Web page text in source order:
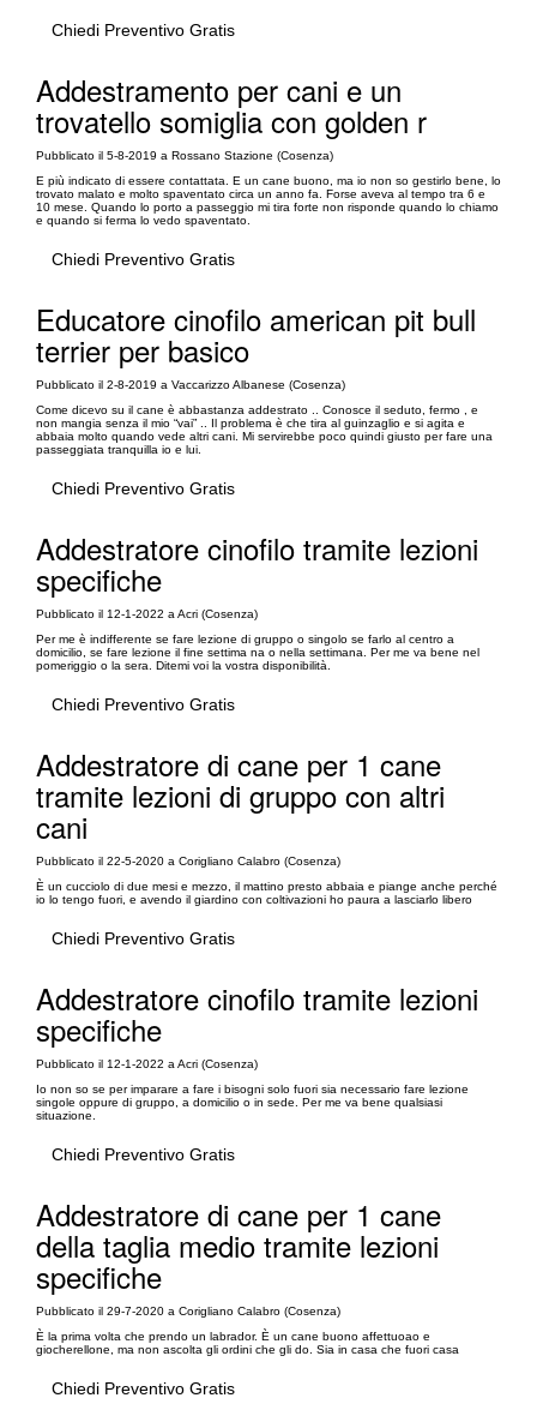
Chiedi Preventivo Gratis
Addestramento per cani e un
trovatello somiglia con golden r
Pubblicato il 5-8-2019 a Rossano Stazione (Cosenza)
E più indicato di essere contattata. E un cane buono, ma io non so gestirlo bene, lo
trovato malato e molto spaventato circa un anno fa. Forse aveva al tempo tra 6 e
10 mese. Quando lo porto a passeggio mi tira forte non risponde quando lo chiamo
e quando si ferma lo vedo spaventato.
Chiedi Preventivo Gratis
Educatore cinofilo american pit bull
terrier per basico
Pubblicato il 2-8-2019 a Vaccarizzo Albanese (Cosenza)
Come dicevo su il cane è abbastanza addestrato .. Conosce il seduto, fermo , e
non mangia senza il mio “vai” .. Il problema è che tira al guinzaglio e si agita e
abbaia molto quando vede altri cani. Mi servirebbe poco quindi giusto per fare una
passeggiata tranquilla io e lui.
Chiedi Preventivo Gratis
Addestratore cinofilo tramite lezioni
specifiche
Pubblicato il 12-1-2022 a Acri (Cosenza)
Per me è indifferente se fare lezione di gruppo o singolo se farlo al centro a
domicilio, se fare lezione il fine settima na o nella settimana. Per me va bene nel
pomeriggio o la sera. Ditemi voi la vostra disponibilità.
Chiedi Preventivo Gratis
Addestratore di cane per 1 cane
tramite lezioni di gruppo con altri
cani
Pubblicato il 22-5-2020 a Corigliano Calabro (Cosenza)
È un cucciolo di due mesi e mezzo, il mattino presto abbaia e piange anche perché
io lo tengo fuori, e avendo il giardino con coltivazioni ho paura a lasciarlo libero
Chiedi Preventivo Gratis
Addestratore cinofilo tramite lezioni
specifiche
Pubblicato il 12-1-2022 a Acri (Cosenza)
Io non so se per imparare a fare i bisogni solo fuori sia necessario fare lezione
singole oppure di gruppo, a domicilio o in sede. Per me va bene qualsiasi
situazione.
Chiedi Preventivo Gratis
Addestratore di cane per 1 cane
della taglia medio tramite lezioni
specifiche
Pubblicato il 29-7-2020 a Corigliano Calabro (Cosenza)
È la prima volta che prendo un labrador. È un cane buono affettuoao e
giocherellone, ma non ascolta gli ordini che gli do. Sia in casa che fuori casa
Chiedi Preventivo Gratis